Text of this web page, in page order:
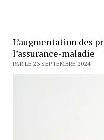
L’augmentation des
l’assurance-maladie
PAR LE 23 SEPTEMBRE 2024